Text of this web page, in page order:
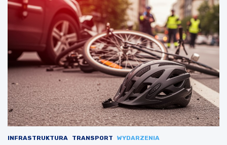
INFRASTRUKTURA TRANSPORT WYDARZENIA